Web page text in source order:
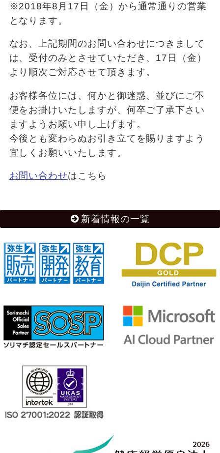
※2018年8月17日（金）から通常通りの営業
となります。
なお、上記期間のお問い合わせにつきまして
は、受付のみとさせていただき、17日（金）
より順次ご対応させて頂きます。
お客様各位には、何かと御迷惑、並びにご不
便をお掛けいたしますが、何卒ご了承下さい
ますようお願い申し上げます。
今後とも変わらぬお引き立てを賜りますよう
宜しくお願いいたします。
お問い合わせはこちら
新着情報の一覧